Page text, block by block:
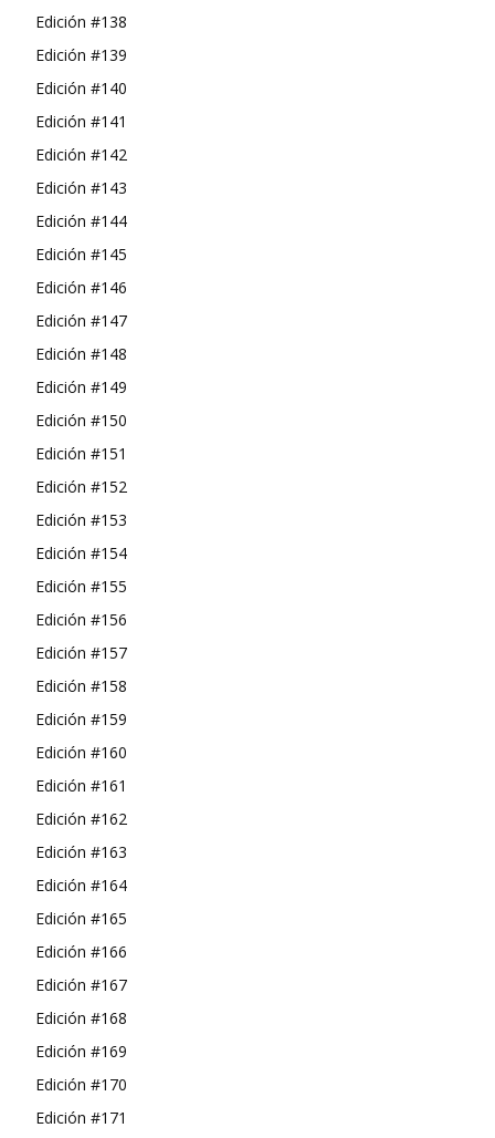
Edición #138
Edición #139
Edición #140
Edición #141
Edición #142
Edición #143
Edición #144
Edición #145
Edición #146
Edición #147
Edición #148
Edición #149
Edición #150
Edición #151
Edición #152
Edición #153
Edición #154
Edición #155
Edición #156
Edición #157
Edición #158
Edición #159
Edición #160
Edición #161
Edición #162
Edición #163
Edición #164
Edición #165
Edición #166
Edición #167
Edición #168
Edición #169
Edición #170
Edición #171